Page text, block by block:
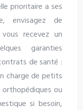
prioritaire a ses
envisagez de
recevez un
garanties
de santé :
charge de petits
ou
si besoin,